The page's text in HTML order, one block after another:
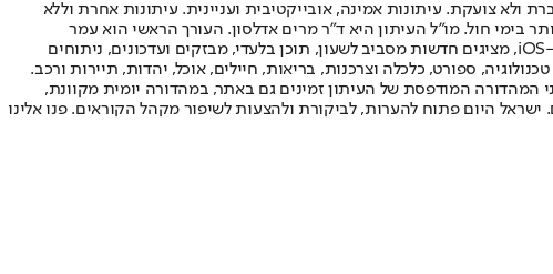
ולא צועקת. עיתונות אמינה, אובייקטיבית ועניינית. עיתונות אחרת וללא
בעל שיעור החשיפה הגבוה ביותר בימי חול. מו"ל העיתון היא ד"ר מרים אדלסון. העורך הראשי הוא עמר
לחמנוביץ, והעורך המייסד הוא עמוס רגב. אתרי האינטרנט של "ישראל היום" בעברית ובאנגלית, כמו כן היישומונים (אפליקציות) לאנדרואיד ול-iOS, מציגים חדשות מסביב לשעון, תוכן בלעדי, מבזקים ועדכונים, ניתוחים
ספורט, כלכלה וצרכנות, בריאות, חיילים, אוכל, יהדות, תיירות ורכב.
המהדורה המודפסת של העיתון זמינים גם באתר, במהדורה יומית מקוונת,
היום פתוח להערות, לביקורת ולהצעות לשיפור מקהל הקוראים. פנו אלינו